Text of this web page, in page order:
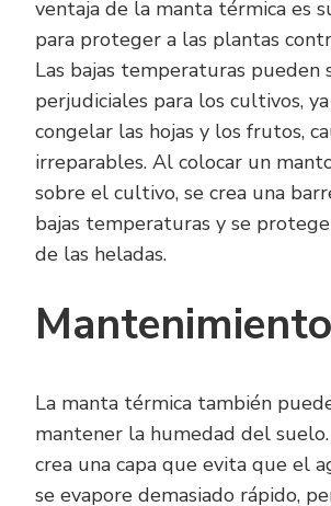
ventaja de la manta térmica es
para proteger a las plantas
Las bajas temperaturas pueden
perjudiciales para los cultivos,
congelar las hojas y los frutos,
irreparables. Al colocar un
sobre el cultivo, se crea una
bajas temperaturas y se
de las heladas.
La manta térmica también
mantener la humedad del
crea una capa que evita que el
se evapore demasiado rápido,